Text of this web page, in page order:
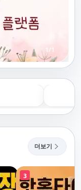
1 /1
더보기
3